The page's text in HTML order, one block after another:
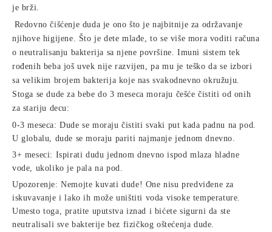
je brži.
čišćenje duda je ono što je najbitnije za održavanje
njihove higijene. Što je dete mlađe, to se više mora voditi računa
o neutralisanju bakterija sa njene površine. Imuni sistem tek
rođenih beba još uvek nije razvijen, pa mu je teško da se izbori
sa velikim brojem bakterija koje nas svakodnevno okružuju.
Stoga se dude za bebe do 3 meseca moraju češće čistiti od onih
za stariju decu:
0-3 meseca: Dude se moraju čistiti svaki put kada padnu na pod.
U globalu, dude se moraju pariti najmanje jednom dnevno.
3+ meseci: Ispirati dudu jednom dnevno ispod mlaza hladne
vode, ukoliko je pala na pod.
Upozorenje: Nemojte kuvati dude! One nisu predviđene za
iskuvavanje i lako ih može uništiti voda visoke temperature.
Umesto toga, pratite uputstva iznad i bićete sigurni da ste
neutralisali sve bakterije bez fizičkog oštećenja dude.